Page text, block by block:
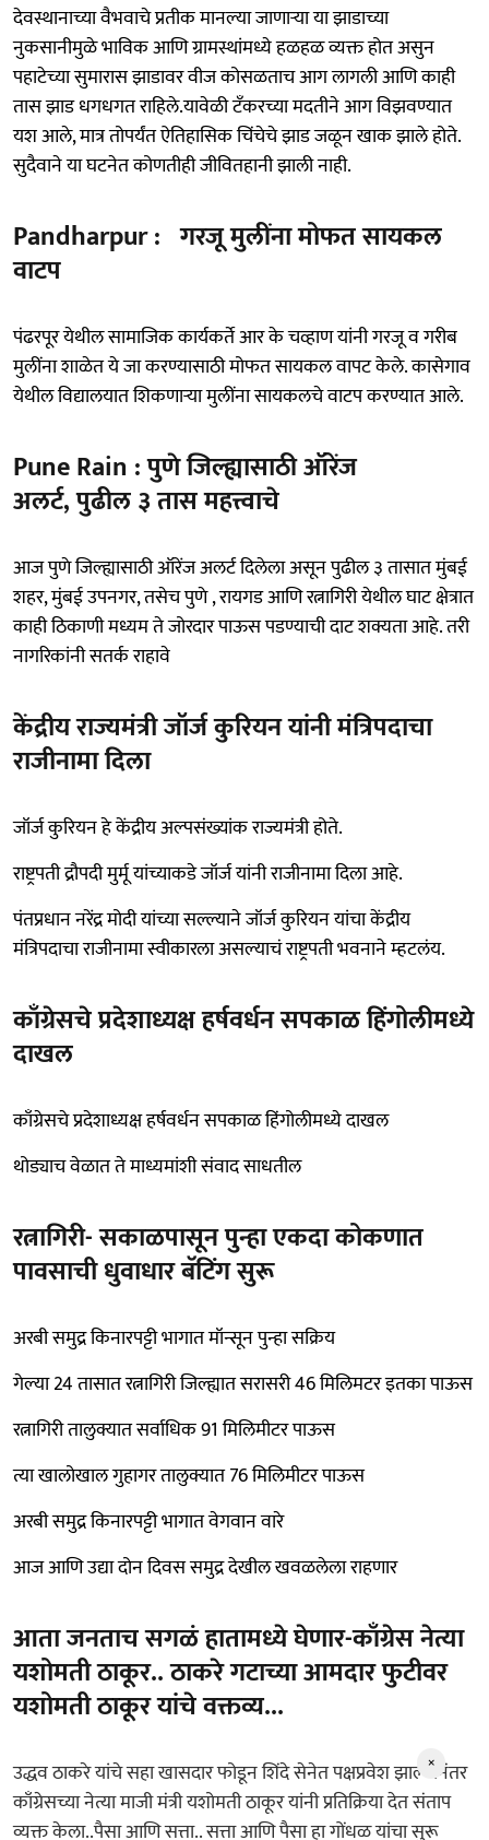
देवस्थानाच्या वैभवाचे प्रतीक मानल्या जाणाऱ्या या झाडाच्या
नुकसानीमुळे भाविक आणि ग्रामस्थांमध्ये हळहळ व्यक्त होत असुन
पहाटेच्या सुमारास झाडावर वीज कोसळताच आग लागली आणि काही
तास झाड धगधगत राहिले.यावेळी टँकरच्या मदतीने आग विझवण्यात
यश आले, मात्र तोपर्यंत ऐतिहासिक चिंचेचे झाड जळून खाक झाले होते.
सुदैवाने या घटनेत कोणतीही जीवितहानी झाली नाही.
Pandharpur : गरजू मुलींना मोफत सायकल
वाटप
पंढरपूर येथील सामाजिक कार्यकर्ते आर के चव्हाण यांनी गरजू व गरीब
मुलींना शाळेत ये जा करण्यासाठी मोफत सायकल‌ वापट केले. कासेगाव
येथील विद्यालयात शिकणाऱ्या मुलींना सायकलचे वाटप करण्यात आले.
Pune Rain : पुणे जिल्ह्यासाठी ऑरेंज
अलर्ट, पुढील ३ तास महत्त्वाचे
आज पुणे जिल्ह्यासाठी ऑरेंज अलर्ट दिलेला असून पुढील ३ तासात मुंबई
शहर, मुंबई उपनगर, तसेच पुणे , रायगड आणि रत्नागिरी येथील घाट क्षेत्रात
काही ठिकाणी मध्यम ते जोरदार पाऊस पडण्याची दाट शक्यता आहे. तरी
नागरिकांनी सतर्क राहावे
केंद्रीय राज्यमंत्री जॉर्ज कुरियन यांनी मंत्रिपदाचा
राजीनामा दिला
जॉर्ज कुरियन हे केंद्रीय अल्पसंख्यांक राज्यमंत्री होते.
राष्ट्रपती द्रौपदी मुर्मू यांच्याकडे जॉर्ज यांनी राजीनामा दिला आहे.
पंतप्रधान नरेंद्र मोदी यांच्या सल्ल्याने जॉर्ज कुरियन यांचा केंद्रीय
मंत्रिपदाचा राजीनामा स्वीकारला असल्याचं राष्ट्रपती भवनाने म्हटलंय.
काँग्रेसचे प्रदेशाध्यक्ष हर्षवर्धन सपकाळ हिंगोलीमध्ये
दाखल
काँग्रेसचे प्रदेशाध्यक्ष हर्षवर्धन सपकाळ हिंगोलीमध्ये दाखल
थोड्याच वेळात ते माध्यमांशी संवाद साधतील
रत्नागिरी- सकाळपासून पुन्हा एकदा कोकणात
पावसाची धुवाधार बॅटिंग सुरू
अरबी समुद्र किनारपट्टी भागात मॉन्सून पुन्हा सक्रिय
गेल्या 24 तासात रत्नागिरी जिल्ह्यात सरासरी 46 मिलिमटर इतका पाऊस
रत्नागिरी तालुक्यात सर्वाधिक 91 मिलिमीटर पाऊस
त्या खालोखाल गुहागर तालुक्यात 76 मिलिमीटर पाऊस
अरबी समुद्र किनारपट्टी भागात वेगवान वारे
आज आणि उद्या दोन दिवस समुद्र देखील खवळलेला राहणार
आता जनताच सगळं हातामध्ये घेणार-काँग्रेस नेत्या
यशोमती ठाकूर.. ठाकरे गटाच्या आमदार फुटीवर
यशोमती ठाकूर यांचे वक्तव्य...
उद्धव ठाकरे यांचे सहा खासदार फोडून शिंदे सेनेत पक्षप्रवेश झाल्यानंतर
काँग्रेसच्या नेत्या माजी मंत्री यशोमती ठाकूर यांनी प्रतिक्रिया देत संताप
व्यक्त केला..पैसा आणि सत्ता.. सत्ता आणि पैसा हा गोंधळ यांचा सुरू
×